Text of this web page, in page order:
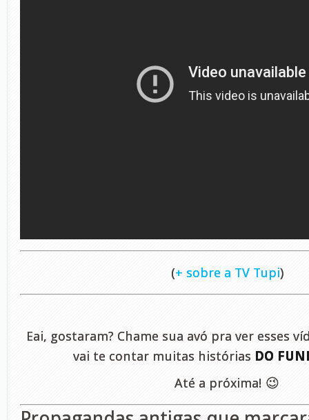
(+ sobre a TV Tupi)
Eai, gostaram? Chame sua avó pra ver esses
vai te contar muitas histórias DO
Até a próxima! 😉